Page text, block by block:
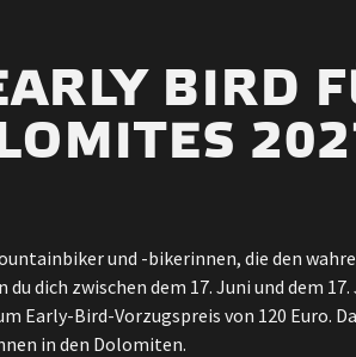
BIRD
und -bikerinnen, die den
dich zwischen dem 17. Juni und dem 17.
Early-Bird-Vorzugspreis von 120 Euro.
in den Dolomiten.